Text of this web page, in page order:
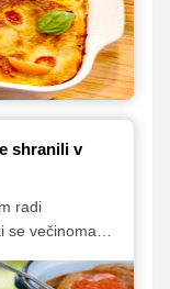
shranili v
radi
se večinoma
katerega so